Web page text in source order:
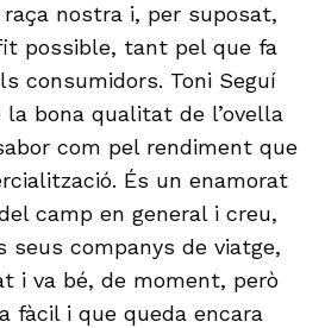
nostra i, per suposat,
possible, tant pel que fa
consumidors. Toni Seguí
bona qualitat de l’ovella
com pel rendiment que
És un enamorat
camp en general i creu,
companys de viatge,
i va bé, de moment, però
fàcil i que queda encara